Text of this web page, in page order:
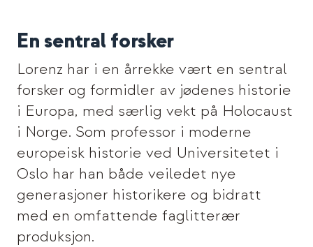
En sentral forsker
Lorenz har i en årrekke vært en sentral
forsker og formidler av jødenes historie
i Europa, med særlig vekt på Holocaust
i Norge. Som professor i moderne
europeisk historie ved Universitetet i
Oslo har han både veiledet nye
generasjoner historikere og bidratt
med en omfattende faglitterær
produksjon.